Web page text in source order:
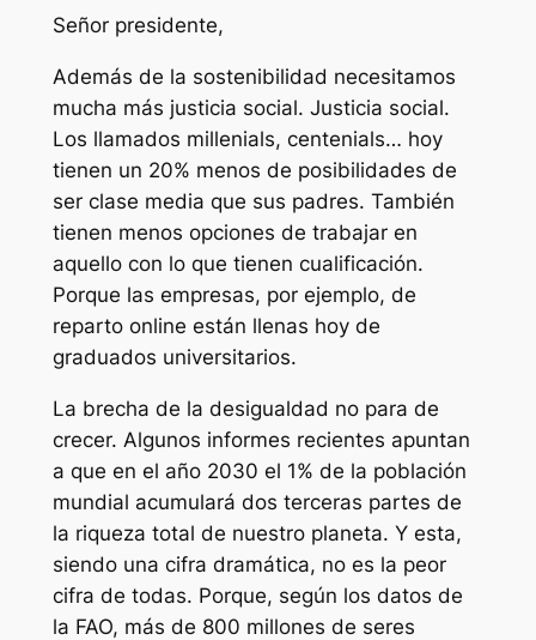
Señor presidente,
Además de la sostenibilidad necesitamos
mucha más justicia social. Justicia social.
Los llamados millenials, centenials… hoy
tienen un 20% menos de posibilidades de
ser clase media que sus padres. También
tienen menos opciones de trabajar en
aquello con lo que tienen cualificación.
Porque las empresas, por ejemplo, de
reparto online están llenas hoy de
graduados universitarios.
La brecha de la desigualdad no para de
crecer. Algunos informes recientes apuntan
a que en el año 2030 el 1% de la población
mundial acumulará dos terceras partes de
la riqueza total de nuestro planeta. Y esta,
siendo una cifra dramática, no es la peor
cifra de todas. Porque, según los datos de
la FAO, más de 800 millones de seres